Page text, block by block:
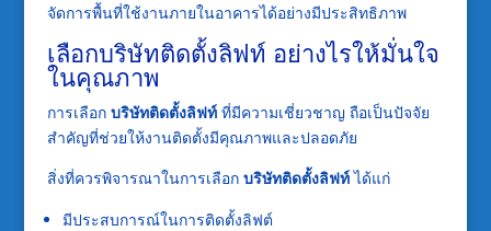
จัดการพื้นที่ใช้งานภายในอาคารได้อย่างมีประสิทธิภาพ
เลือกบริษัทติดตั้งลิฟท์ อย่างไรให้มั่นใจ
ในคุณภาพ
การเลือก บริษัทติดตั้งลิฟท์ที่มีความเชี่ยวชาญ ถือเป็นปัจจัย
สำคัญที่ช่วยให้งานติดตั้งมีคุณภาพและปลอดภัย
สิ่งที่ควรพิจารณาในการเลือก บริษัทติดตั้งลิฟท์ได้แก่
มีประสบการณ์ในการติดตั้งลิฟต์